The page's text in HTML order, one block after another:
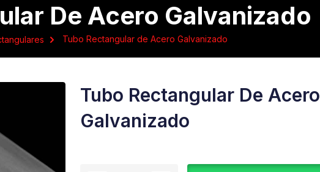
De Acero Galvanizado
Tubo Rectangular de Acero Galvanizado
Tubo Rectangular De Acero
Galvanizado